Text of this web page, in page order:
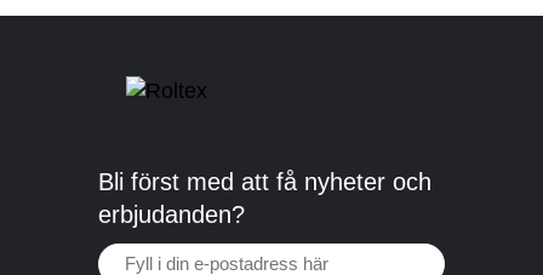
Bli först med att få nyheter och
erbjudanden?